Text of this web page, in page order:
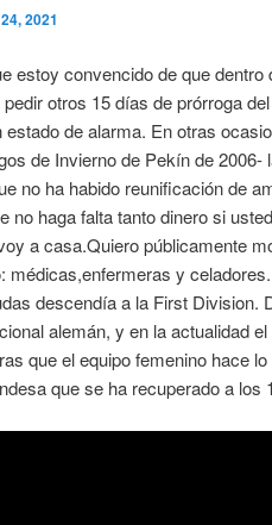
2021
estoy convencido de que
otros 15 días de prórroga
de alarma. En otras
de Invierno de Pekín de
no ha habido reunificación de
no haga falta tanto dinero si
a casa.Quiero públicamente
médicas,enfermeras y
descendía a la First Division.
alemán, y en la actualidad
que el equipo femenino hace
que se ha recuperado a los